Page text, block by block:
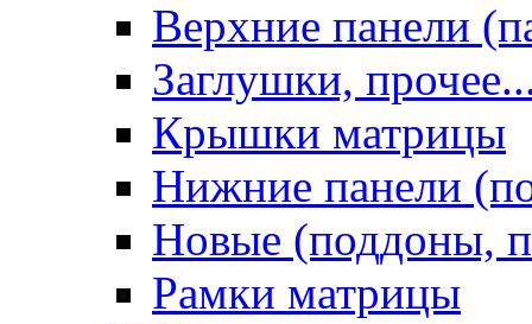
Верхние панели
Заглушки,
Крышки матрицы
Нижние панели
Новые (поддоны,
Рамки матрицы